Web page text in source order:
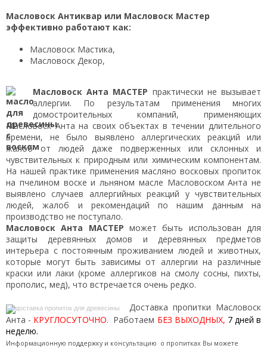
Масловоск Антиквар или Масловоск Мастер
эффективно работают как:
Масловоск Мастика,
Масловоск Декор,
Масловоск Анта МАСТЕР практически не вызывает
аллергии. По результатам применения многих
домостроительных компаний, применяющих
Масловоск Анта на своих объектах в течении длительного
времени, не было выявлено аллергических реакций или
жалоб от людей даже подверженных или склонных и
чувствительных к природным или химическим компонентам.
На нашей практике применения масляно восковых пропиток
на пчелином воске и льняном масле Масловоском Анта не
выявлено случаев аллергийных реакций у чувствительных
людей, жалоб и рекомендаций по нашим данным на
производство не поступало.
Масловоск Анта МАСТЕР может быть использован для
защиты деревянных домов и деревянных предметов
интерьера с постоянным проживанием людей и животных,
которые могут быть зависимы от аллергии на различные
краски или лаки (кроме аллергиков на смолу сосны, пихты,
прополис, мед), что встречается очень редко.
Доставка пропитки Масловоск
Анта - КРУГЛОСУТОЧНО. Работаем БЕЗ ВЫХОДНЫХ, 7 дней в
неделю.
Информационную поддержку и консультацию о пропитках Вы можете